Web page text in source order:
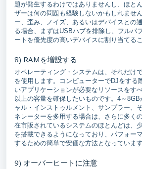
題が発生するわけではありませんし、ほと
ザーは何の問題も経験しないかもしれませ
ー、歪み、ノイズ、あるいはデバイスとの
る場合、まずはUSBハブを排除し、フルパ
ートを優先度の高いデバイスに割り当てる
8) RAMを増設する
オペレーティング・システムは、それだけ
を使用します。コンピューターでDJをする
いアプリケーションが必要なリソースをす
以上の容量を確保したいものです。4～
ャル・インストゥルメント、サンプラー、
ネレーターを多用する場合は、さらに多く
在市販されているシステムのほとんどは、
を搭載できるようになっており、パフォー
するための簡単で安価な方法となっています
9) オーバーヒートに注意